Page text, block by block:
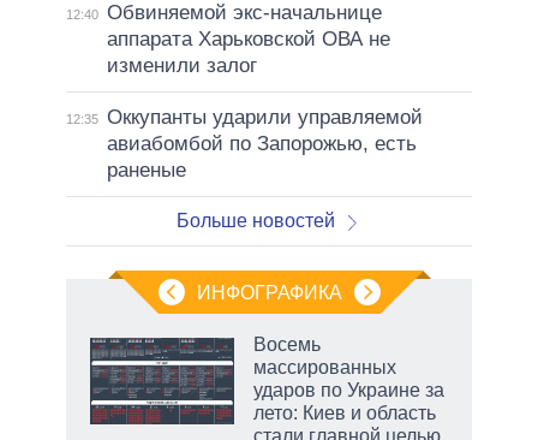
12:40 Обвиняемой экс-начальнице
аппарата Харьковской ОВА не
изменили залог
12:35 Оккупанты ударили управляемой
авиабомбой по Запорожью, есть
раненые
Больше новостей
ИНФОГРАФИКА
Восемь
массированных
ударов по Украине за
лето: Киев и область
стали главной целью